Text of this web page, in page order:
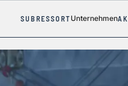
SUBRESSORT Unternehmen